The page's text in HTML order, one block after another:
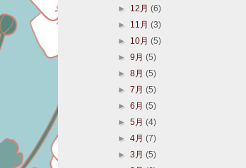
► 12月(6)
► 11月(3)
► 10月(5)
►9月(5)
►8月(5)
►7月(5)
►6月(5)
►5月(4)
►4月(7)
►3月(5)